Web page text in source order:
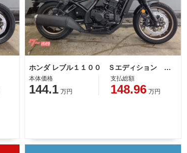
ホンダ レブル１１００ Ｓエディション ＤＣＴ
本体価格
144.1 万円
支払総額
148.96 万円